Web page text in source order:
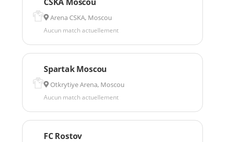
Arena CSKA, Moscou
Aucun match actuellement
Spartak Moscou
Otkrytiye Arena, Moscou
Aucun match actuellement
FC Rostov